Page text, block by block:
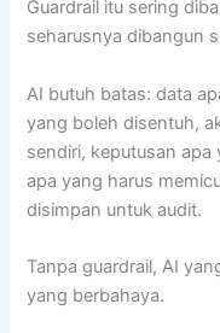
Guardrail itu sering
seharusnya dibangun
AI butuh batas: data
yang boleh disentuh,
sendiri, keputusan
apa yang harus
disimpan untuk audit.
Tanpa guardrail, AI
yang berbahaya.